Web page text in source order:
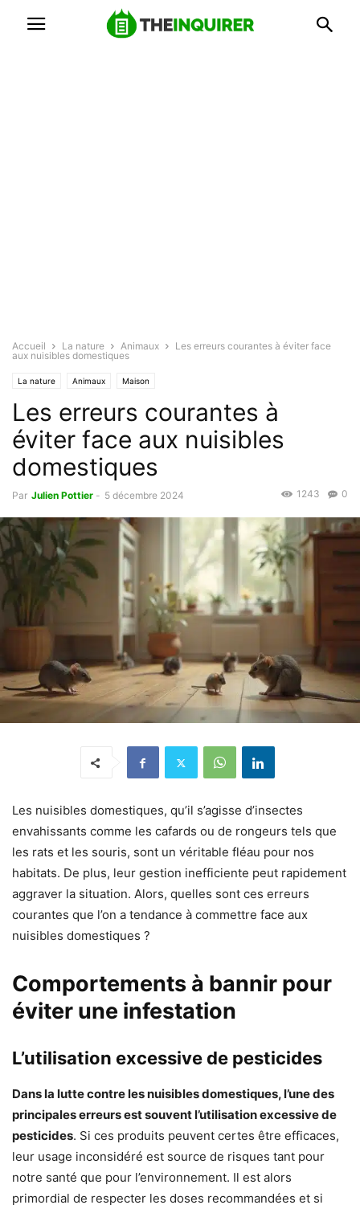
Accueil La nature Animaux
Les erreurs courantes à éviter face
aux nuisibles domestiques
La nature Animaux Maison
Les erreurs courantes à
éviter face aux nuisibles
domestiques
Par Julien Pottier - 5 décembre 2024 0
1243
Les nuisibles domestiques, qu’il s’agisse d’insectes
envahissants comme les cafards ou de rongeurs tels que
les rats et les souris, sont un véritable fléau pour nos
habitats. De plus, leur gestion inefficiente peut rapidement
aggraver la situation. Alors, quelles sont ces erreurs
courantes que l’on a tendance à commettre face aux
nuisibles domestiques ?
Comportements à bannir pour
éviter une infestation
L’utilisation excessive de pesticides
Dans la lutte contre les nuisibles domestiques, l’une des
principales erreurs est souvent l’utilisation excessive de
pesticides. Si ces produits peuvent certes être efficaces,
leur usage inconsidéré est source de risques tant pour
notre santé que pour l’environnement. Il est alors
primordial de respecter les doses recommandées et si